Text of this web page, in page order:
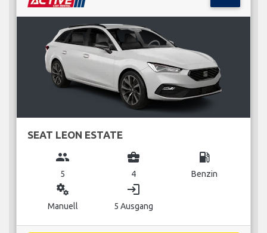
SEAT LEON ESTATE
group
5
business_center
4
local_gas_station
Benzin
miscellaneous_services
Manuell
login
5 Ausgang